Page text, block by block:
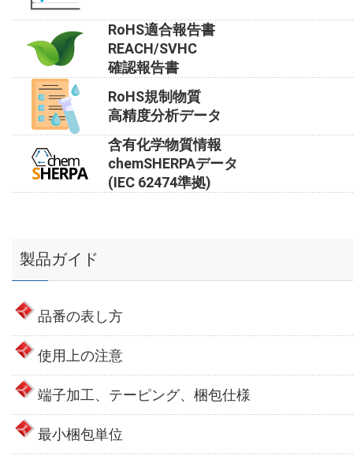
RoHS適合報告書
REACH/SVHC
確認報告書
RoHS規制物質
高精度分析データ
含有化学物質情報
chemSHERPAデータ
(IEC 62474準拠)
製品ガイド
品番の表し方
使用上の注意
端子加工、テーピング、梱包仕様
最小梱包単位